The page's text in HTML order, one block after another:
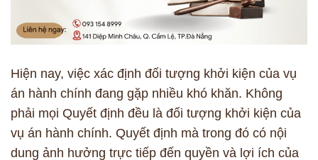
Hiện nay, việc xác định đối tượng khởi kiện của vụ
án hành chính đang gặp nhiều khó khăn. Không
phải mọi Quyết định đều là đối tượng khởi kiện của
vụ án hành chính. Quyết định mà trong đó có nội
dung ảnh hưởng trực tiếp đến quyền và lợi ích của